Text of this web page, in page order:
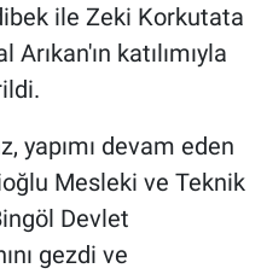
ile Zeki Korkutata
katılımıyla
yapımı devam eden
Mesleki ve Teknik
Devlet
gezdi ve